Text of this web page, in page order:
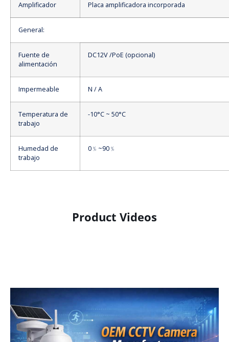
Amplificador Placa amplificadora incorporada
General:
Fuente de
alimentación
DC12V /PoE (opcional)
Impermeable N / A
Temperatura de
trabajo
-10°C ~ 50°C
Humedad de
trabajo
0﹪~90﹪
Product Videos